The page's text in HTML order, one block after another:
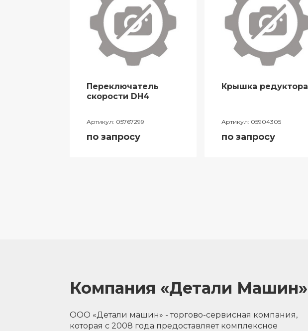
Переключатель
скорости DH4
Артикул: 05767299
по запросу
Крышка редуктора
Артикул: 05904305
по запросу
Компания «Детали Машин»
ООО «Детали машин» - торгово-сервисная компания,
которая с 2008 года предоставляет комплексное